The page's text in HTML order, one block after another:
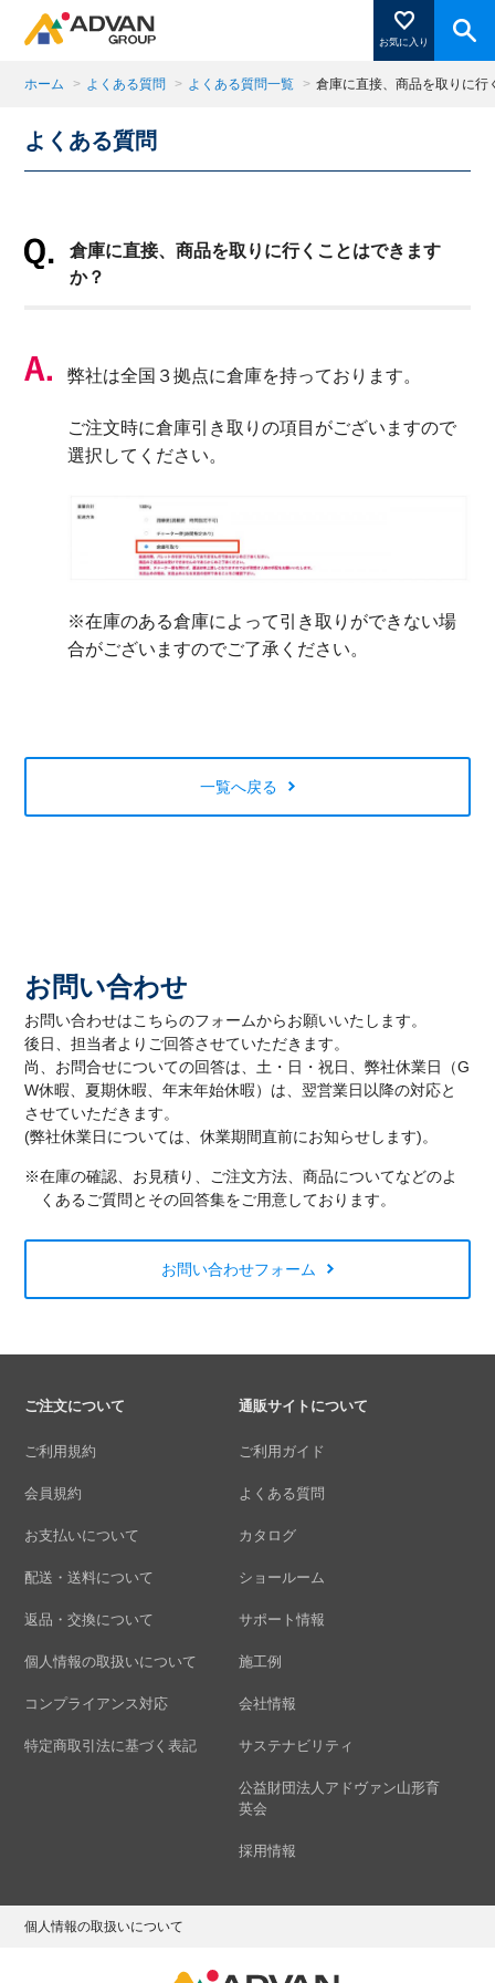
お気に入り
商品ページにある「お気に入り登録」を押すと登録した
商品がここに表示されます。
ホーム > よくある質問 > よくある質問一覧 > 倉庫に直接、商品を取りに行
よくある質問
倉庫に直接、商品を取りに行くことはできます
か？
弊社は全国３拠点に倉庫を持っております。
ご注文時に倉庫引き取りの項目がございますので
選択してください。
※在庫のある倉庫によって引き取りができない場
合がございますのでご了承ください。
一覧へ戻る
お問い合わせ
お問い合わせはこちらのフォームからお願いいたします。
後日、担当者よりご回答させていただきます。
尚、お問合せについての回答は、土・日・祝日、弊社休業日（G
W休暇、夏期休暇、年末年始休暇）は、翌営業日以降の対応と
させていただきます。
(弊社休業日については、休業期間直前にお知らせします)。
※在庫の確認、お見積り、ご注文方法、商品についてなどのよ
くあるご質問とその回答集をご用意しております。
お問い合わせフォーム
ご注文について
ご利用規約
会員規約
お支払いについて
配送・送料について
返品・交換について
個人情報の取扱いについて
コンプライアンス対応
特定商取引法に基づく表記
通販サイトについて
ご利用ガイド
よくある質問
カタログ
ショールーム
サポート情報
施工例
会社情報
サステナビリティ
公益財団法人アドヴァン山形育
英会
採用情報
個人情報の取扱いについて